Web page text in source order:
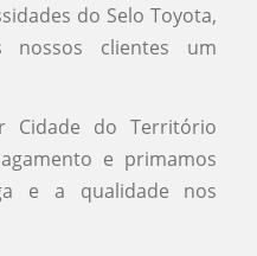
do Selo Toyota,
nossos clientes um
Cidade do Território
e primamos
e a qualidade nos